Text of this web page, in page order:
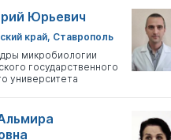
Юрьевич
край, Ставрополь
микробиологии
государственного
университета